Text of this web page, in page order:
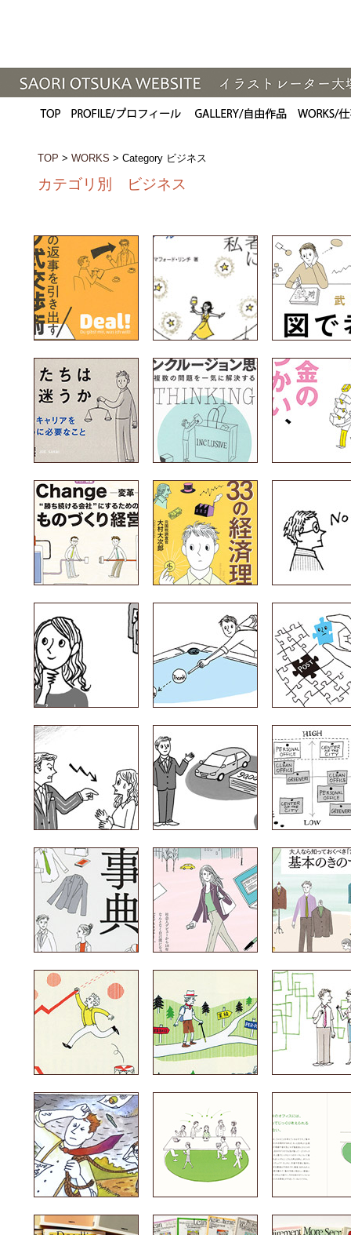
TOP > WORKS > Category ビジネス
カテゴリ別 ビジネス